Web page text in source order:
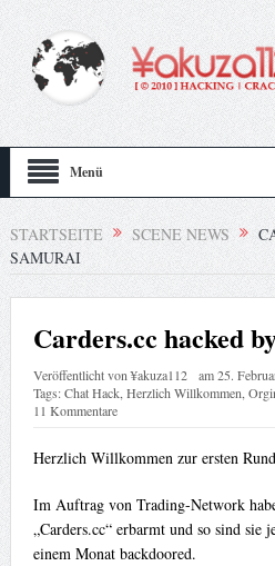
Menü
STARTSEITE SCENE NEWS
SAMURAI
Carders.cc hacked
Veröffentlicht von¥akuza112 am25.
Tags:Chat Hack, Herzlich Willkommen
11 Kommentare
Herzlich Willkommen zur ersten
Im Auftrag von Trading-Network
„Carders.cc“ erbarmt und so sind sie
einem Monat backdoored.